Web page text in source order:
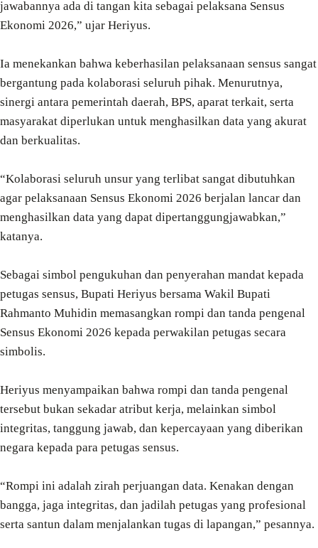
jawabannya ada di tangan kita sebagai pelaksana Sensus
Ekonomi 2026,” ujar Heriyus.
Ia menekankan bahwa keberhasilan pelaksanaan sensus sangat
bergantung pada kolaborasi seluruh pihak. Menurutnya,
sinergi antara pemerintah daerah, BPS, aparat terkait, serta
masyarakat diperlukan untuk menghasilkan data yang akurat
dan berkualitas.
“Kolaborasi seluruh unsur yang terlibat sangat dibutuhkan
agar pelaksanaan Sensus Ekonomi 2026 berjalan lancar dan
menghasilkan data yang dapat dipertanggungjawabkan,”
katanya.
Sebagai simbol pengukuhan dan penyerahan mandat kepada
petugas sensus, Bupati Heriyus bersama Wakil Bupati
Rahmanto Muhidin memasangkan rompi dan tanda pengenal
Sensus Ekonomi 2026 kepada perwakilan petugas secara
simbolis.
Heriyus menyampaikan bahwa rompi dan tanda pengenal
tersebut bukan sekadar atribut kerja, melainkan simbol
integritas, tanggung jawab, dan kepercayaan yang diberikan
negara kepada para petugas sensus.
“Rompi ini adalah zirah perjuangan data. Kenakan dengan
bangga, jaga integritas, dan jadilah petugas yang profesional
serta santun dalam menjalankan tugas di lapangan,” pesannya.